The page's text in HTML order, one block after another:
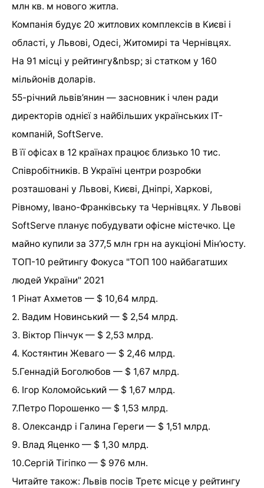
млн кв. м нового житла.
Компанія будує 20 житлових комплексів в Києві і
області, у Львові, Одесі, Житомирі та Чернівцях.
На 91 місці у рейтингу&nbsp; зі статком у 160
мільйонів доларів.
55-річний львів’янин — засновник і член ради
директорів однієї з найбільших українських IT-
компаній, SoftServe.
В її офісах в 12 країнах працює близько 10 тис.
Співробітників. В Україні центри розробки
розташовані у Львові, Києві, Дніпрі, Харкові,
Рівному, Івано-Франківську та Чернівцях. У Львові
SoftServe планує побудувати офісне містечко. Це
майно купили за 377,5 млн грн на аукціоні Мін’юсту.
ТОП-10 рейтингу Фокуса "ТОП 100 найбагатших
людей України" 2021
1 Рінат Ахметов — $ 10,64 млрд.
2. Вадим Новинський — $ 2,54 млрд.
3. Віктор Пінчук — $ 2,53 млрд.
4. Костянтин Жеваго — $ 2,46 млрд.
5.Геннадій Боголюбов — $ 1,67 млрд.
6. Ігор Коломойський — $ 1,67 млрд.
7.Петро Порошенко — $ 1,53 млрд.
8. Олександр і Галина Гереги — $ 1,51 млрд.
9. Влад Яценко — $ 1,30 млрд.
10.Сергій Тігіпко — $ 976 млн.
Читайте також: Львів посів Третє місце у рейтингу